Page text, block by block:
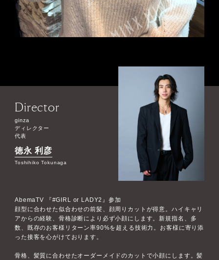
Director
ginza
ディレクター
代表
徳永 利彦
Toshihiko Tokunaga
AbemaTV 『#GIRL or LADY2』参加
顔型に合わせた似合わせの前髪、顔周りカットが得意。ハイキャリ
アからの経験、骨格診断により必ず小顔にします。新規指名、多
数、既存のお客様リターン率90%を超える技術力。お客様に寄り添
った接客を心がけております。
骨格、髪質に合わせたオーダーメイドのカットで小顔にします。髪